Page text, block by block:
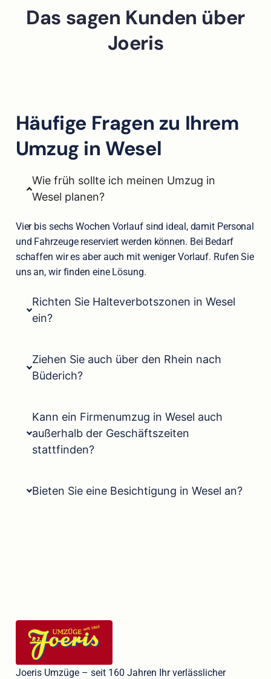
Das sagen Kunden über
Joeris
Häufige Fragen zu Ihrem
Umzug in Wesel
Wie früh sollte ich meinen Umzug in
Wesel planen?
Vier bis sechs Wochen Vorlauf sind ideal, damit Personal
und Fahrzeuge reserviert werden können. Bei Bedarf
schaffen wir es aber auch mit weniger Vorlauf. Rufen Sie
uns an, wir finden eine Lösung.
Richten Sie Halteverbotszonen in Wesel
ein?
Ziehen Sie auch über den Rhein nach
Büderich?
Kann ein Firmenumzug in Wesel auch
außerhalb der Geschäftszeiten
stattfinden?
Bieten Sie eine Besichtigung in Wesel an?
Joeris Umzüge – seit 160 Jahren Ihr verlässlicher